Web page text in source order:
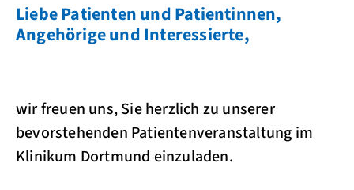
Liebe Patienten und Patientinnen,
Angehörige und Interessierte,
wir freuen uns, Sie herzlich zu unserer
bevorstehenden Patientenveranstaltung im
Klinikum Dortmund einzuladen.